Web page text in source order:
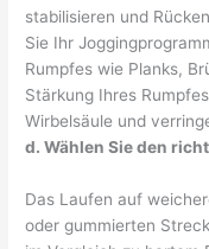
stabilisieren und
Sie Ihr
Rumpfes wie Planks,
Stärkung Ihres
Wirbelsäule und
d. Wählen Sie den
Das Laufen auf
oder gummierten